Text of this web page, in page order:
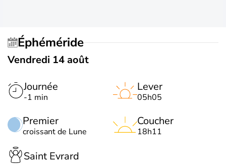
Éphéméride
Vendredi 14 août
Journée
-1 min
Premier
croissant de Lune
Lever
05h05
Coucher
18h11
Saint Evrard